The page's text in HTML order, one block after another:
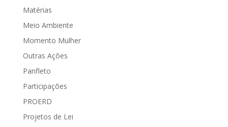
Matérias
Meio Ambiente
Momento Mulher
Outras Ações
Panfleto
Participações
PROERD
Projetos de Lei